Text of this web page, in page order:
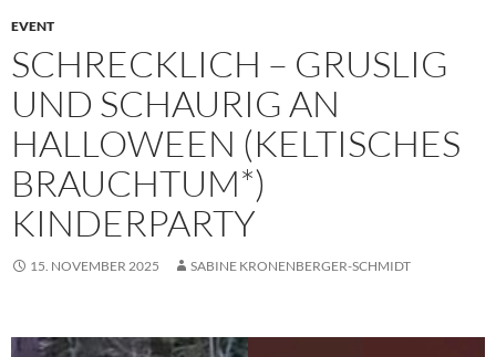
EVENT
SCHRECKLICH – GRUSLIG
UND SCHAURIG AN
HALLOWEEN (KELTISCHES
BRAUCHTUM*)
KINDERPARTY
15. NOVEMBER 2025 SABINE KRONENBERGER-SCHMIDT